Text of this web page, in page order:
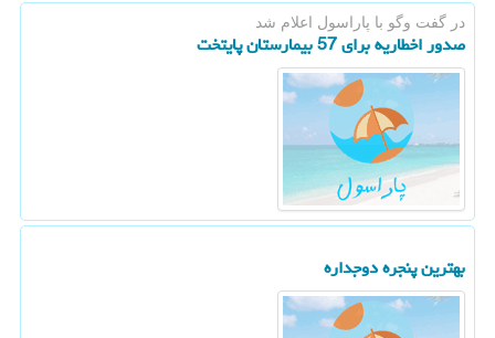
در گفت وگو با پاراسول اعلام شد
صدور اخطاریه برای 57 بیمارستان پایتخت
بهترین پنجره دوجداره